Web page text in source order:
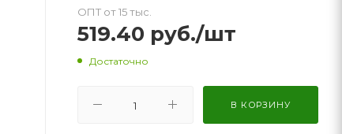
ОПТ от 15 тыс.
519.40 руб./шт
Достаточно
В КОРЗИНУ